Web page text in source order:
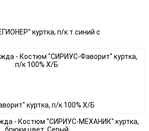
куртка, п/к т.синий с
куртка, п/к 100% Х/Б